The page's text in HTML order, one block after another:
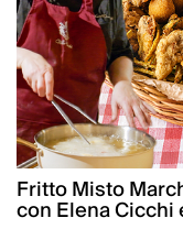
Fritto Misto
con Elena